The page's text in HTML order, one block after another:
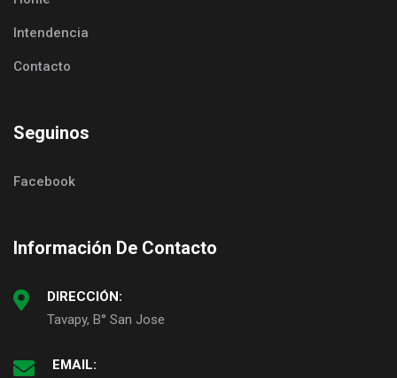
Intendencia
Contacto
Seguinos
Facebook
Información De Contacto
DIRECCIÓN:
Tavapy, B° San Jose
EMAIL: